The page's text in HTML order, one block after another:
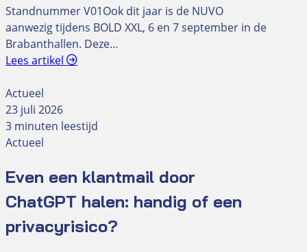
Standnummer V01Ook dit jaar is de NUVO
aanwezig tijdens BOLD XXL, 6 en 7 september in de
Brabanthallen. Deze…
Lees artikel
Actueel
23 juli 2026
3 minuten leestijd
Actueel
Even een klantmail door
ChatGPT halen: handig of een
privacyrisico?